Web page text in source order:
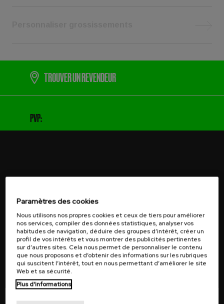
TROUVER UN REVENDEUR
PVP:
JE VEUX M'ABONNER
Recevez des offres spéciales, des nouvelles exclusives sur
les produits et des informations sur les événements dans
votre e-mail.
Paramètres des cookies
Nous utilisons nos propres cookies et ceux de tiers pour améliorer
nos services, compiler des données statistiques, analyser vos
habitudes de navigation, déduire des groupes d’intérêt, créer un
profil de vos intérêts et vous montrer des publicités pertinentes
sur d’autres sites. Cela nous permet de personnaliser le contenu
que nous proposons et d’obtenir des informations sur les rubriques
qui suscitent l’intérêt, tout en nous permettant d’améliorer le site
Web et sa sécurité.
Plus d'informations